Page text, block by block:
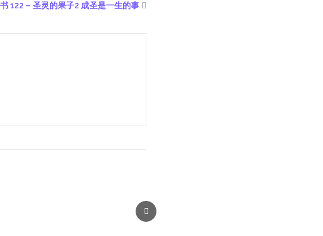
122 – 圣灵的果子2 成圣是一生的事
Next